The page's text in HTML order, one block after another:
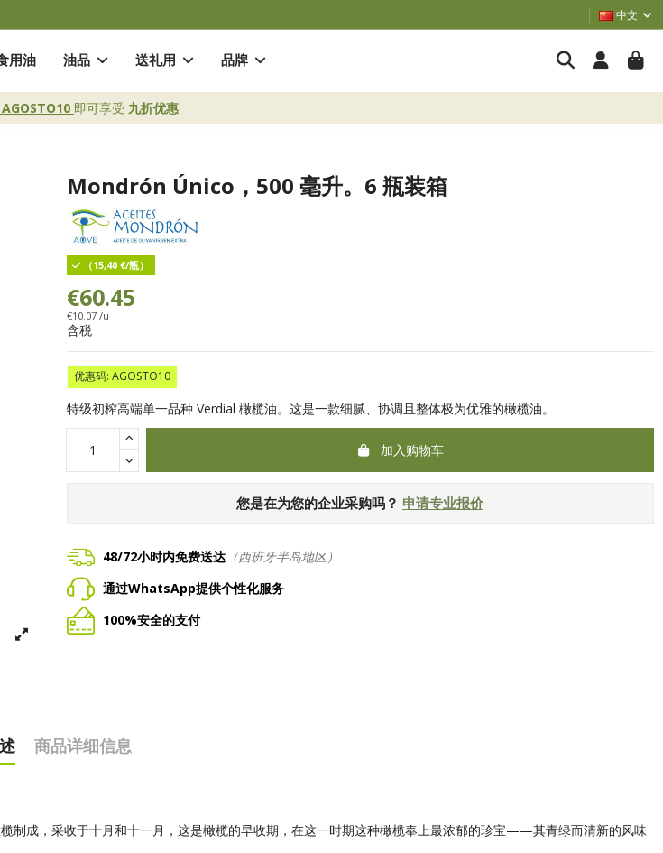
中文
用油 油品 送礼用 品牌
即可享受 九折优惠
Mondrón Único，500 毫升。6 瓶装箱
（15,40 €/瓶）
€60.45
€10.07 /u
含税
优惠码: AGOSTO10
特级初榨高端单一品种 Verdial 橄榄油。这是一款细腻、协调且整体极为优雅的橄榄油。
加入购物车
您是在为您的企业采购吗？ 申请专业报价
48/72小时内免费送达（西班牙半岛地区）
通过WhatsApp提供个性化服务
100%安全的支付
商品详细信息
制成，采收于十月和十一月，这是橄榄的早收期，在这一时期这种橄榄奉上最浓郁的珍宝——其青绿而清新的风味